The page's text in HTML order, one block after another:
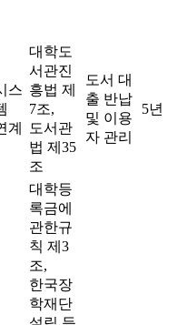
스
계
대학도
서관진
흥법 제
7조,
도서관
법 제35
조
도서 대
출 반납
및 이용
자 관리
5년
대학등
록금에
관한규
칙 제3
조,
한국장
학재단